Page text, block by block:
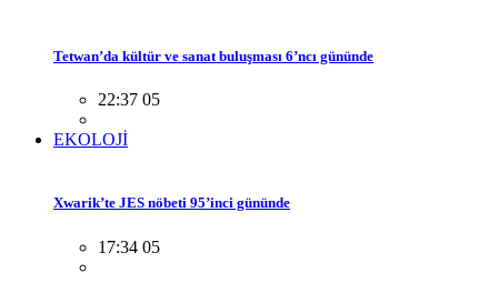
Tetwan’da kültür ve sanat buluşması 6’ncı gününde
22:37 05
EKOLOJİ
Xwarik’te JES nöbeti 95’inci gününde
17:34 05